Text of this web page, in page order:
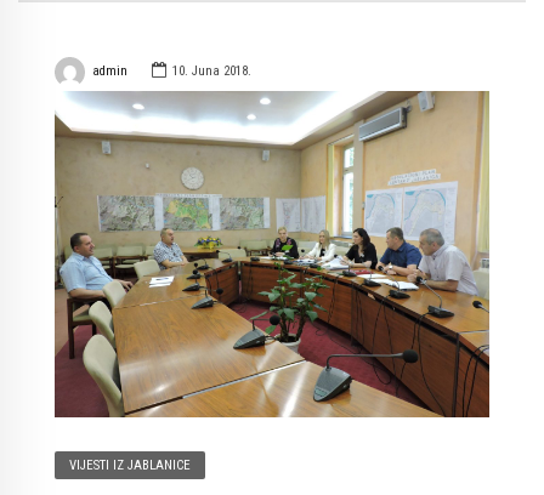
admin 10. Juna 2018.
VIJESTI IZ JABLANICE